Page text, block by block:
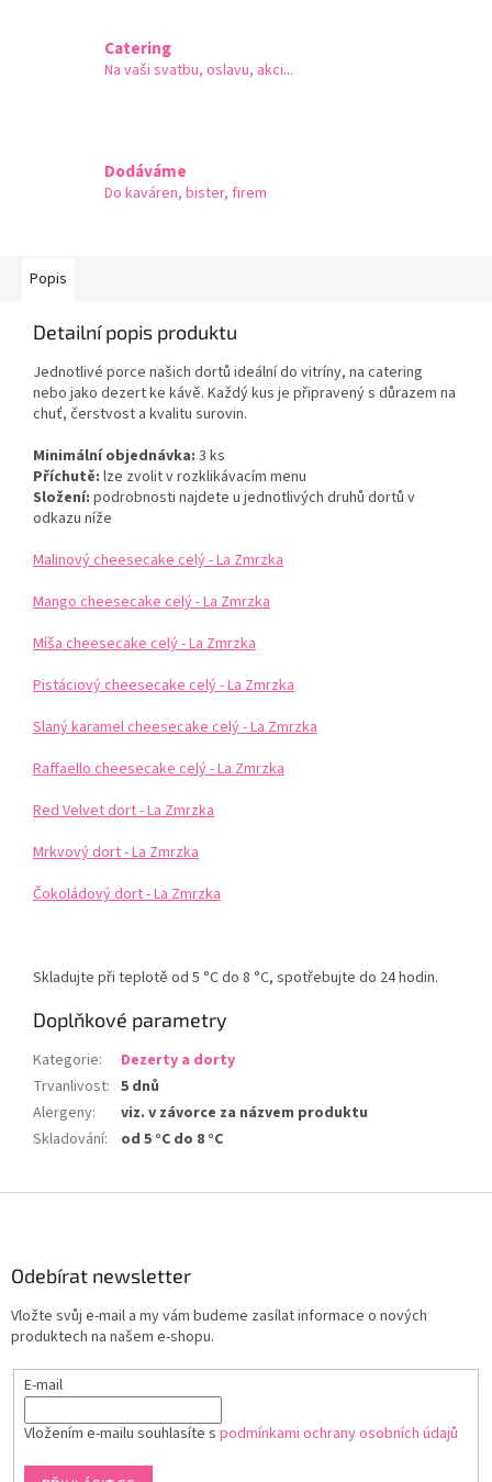
Catering
Na vaši svatbu, oslavu, akci...
Dodáváme
Do kaváren, bister, firem
Popis
Detailní popis produktu
Jednotlivé porce našich dortů ideální do vitríny, na catering
nebo jako dezert ke kávě. Každý kus je připravený s důrazem na
chuť, čerstvost a kvalitu surovin.
Minimální objednávka: 3 ks
Příchutě: lze zvolit v rozklikávacím menu
Složení: podrobnosti najdete u jednotlivých druhů dortů v
odkazu níže
Malinový cheesecake celý - La Zmrzka
Mango cheesecake celý - La Zmrzka
Míša cheesecake celý - La Zmrzka
Pistáciový cheesecake celý - La Zmrzka
Slaný karamel cheesecake celý - La Zmrzka
Raffaello cheesecake celý - La Zmrzka
Red Velvet dort - La Zmrzka
Mrkvový dort - La Zmrzka
Čokoládový dort - La Zmrzka
Skladujte při teplotě od 5 °C do 8 °C, spotřebujte do 24 hodin.
Doplňkové parametry
Kategorie:
Dezerty a dorty
Trvanlivost: 5 dnů
Alergeny:
viz. v závorce za názvem produktu
Skladování: od 5 °C do 8 °C
Odebírat newsletter
Vložte svůj e-mail a my vám budeme zasílat informace o nových
produktech na našem e-shopu.
E-mail
Vložením e-mailu souhlasíte s podmínkami ochrany osobních údajů